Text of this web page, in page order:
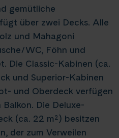
gemütliche
über zwei Decks. Alle
und Mahagoni
WC, Föhn und
Die Classic-Kabinen (ca.
und Superior-Kabinen
und Oberdeck verfügen
Die Deluxe-
(ca. 22 m²) besitzen
der zum Verweilen